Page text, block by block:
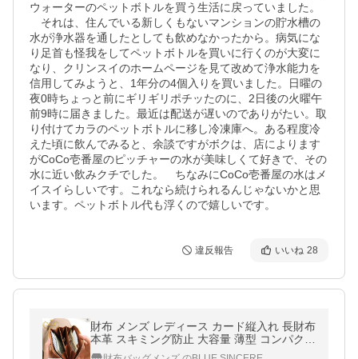
ウォーターのペットボトルを買う生活に戻っていました。
それは、住んでいる新しくもないマンションの貯水槽の
水が浄水器を通したとしても飲めなかったから。病気にな
り足首も怪我をしてペットボトルを買いに行くのが大変に
なり、クリンスイのホームページを見て改めて浄水能力を
信用してみようと、1年分の4個入りを買いました。日曜の
夜0時ちょっと前にギリギリポチッたのに、2日後の火曜午
前9時に届きました。最近は配送が遅いのでありがたい。取
り付けてカラのペットボトルに移し冷凍庫へ。ある程度冷
えた頃に飲んでみると、余談ですがボクは、店によります
がCoCo壱番屋のピッチャーの水が美味しくて好きで、その
水に近い飲みクチでした。　ちなみにCoCo壱番屋の水はメ
イスイらしいです。これなら続けられるんじゃないかと思
います。ペットボトル代も浮くので嬉しいです。
違反報告 いいね 28
財布 メンズ レディース カード縦入れ 長財布
本革 スキミング防止 大容量 薄型 コンパクト
サイフ シュリンク レザー SW6